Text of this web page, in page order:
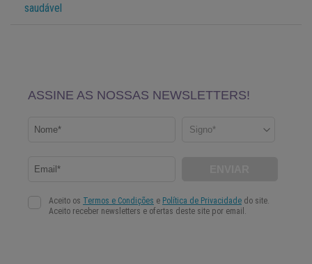
saudável